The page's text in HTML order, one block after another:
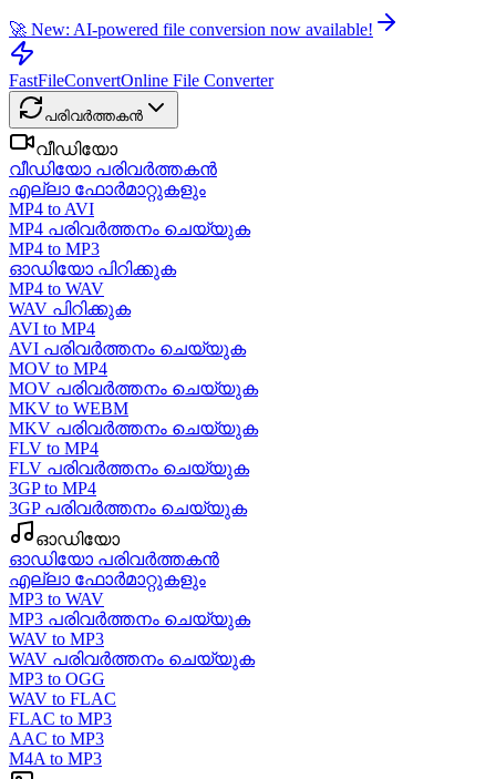
🚀 New: AI-powered file conversion now available!
FastFileConvertOnline File Converter
പരിവർത്തകൻ
വീഡിയോ
വീഡിയോ പരിവർത്തകൻ
എല്ലാ ഫോർമാറ്റുകളും
MP4 to AVI
MP4 പരിവർത്തനം ചെയ്യുക
MP4 to MP3
ഓഡിയോ പിറിക്കുക
MP4 to WAV
WAV പിറിക്കുക
AVI to MP4
AVI പരിവർത്തനം ചെയ്യുക
MOV to MP4
MOV പരിവർത്തനം ചെയ്യുക
MKV to WEBM
MKV പരിവർത്തനം ചെയ്യുക
FLV to MP4
FLV പരിവർത്തനം ചെയ്യുക
3GP to MP4
3GP പരിവർത്തനം ചെയ്യുക
ഓഡിയോ
ഓഡിയോ പരിവർത്തകൻ
എല്ലാ ഫോർമാറ്റുകളും
MP3 to WAV
MP3 പരിവർത്തനം ചെയ്യുക
WAV to MP3
WAV പരിവർത്തനം ചെയ്യുക
MP3 to OGG
WAV to FLAC
FLAC to MP3
AAC to MP3
M4A to MP3